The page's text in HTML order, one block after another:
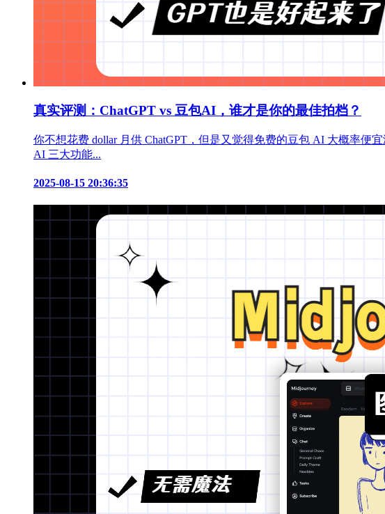
真实评测：ChatGPT vs 豆包AI，谁才是你的最佳拍档？
你不想花费 dollar 月供 ChatGPT，但是又觉得免费的豆包 AI 大概率便
AI 三大功能...
2025-08-15 20:36:35